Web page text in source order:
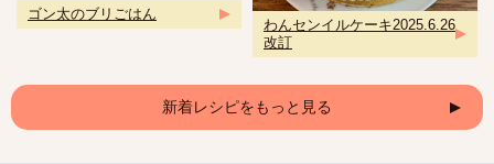
ゴン太のブリごはん
わんセンイルケーキ2025.6.26
改訂
新着レシピをもっと見る